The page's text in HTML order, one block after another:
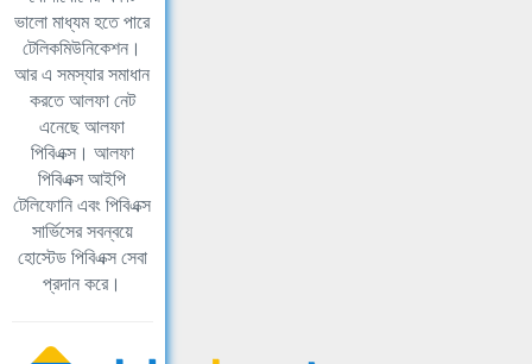
ভালো মাধ্যম হতে পারে
টেলিকমিউনিকেশন।
আর এ সমস্যার সমাধান
করতে আলফা নেট
এনেছে আলফা
পিবিএক্স। আলফা
পিবিএক্স আইপি
টেলিফোনি এবং পিবিএক্স
সার্ভিসের সবন্বয়ে
হোস্টেড পিবিএক্স সেবা
প্রদান করে।